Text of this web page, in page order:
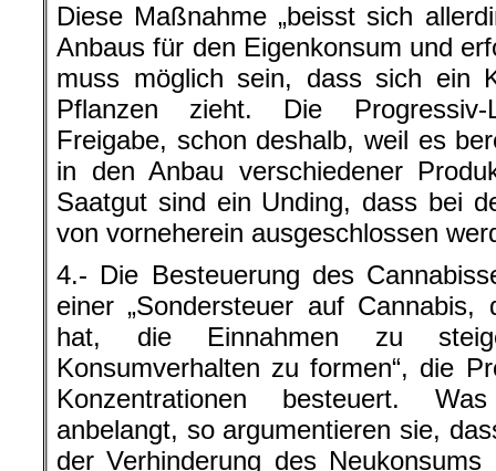
Diese Maßnahme „beisst sich
Anbaus für den Eigenkonsum und
muss möglich sein, dass sich ein
Pflanzen zieht. Die
Freigabe, schon deshalb, weil es
in den Anbau verschiedener
Saatgut sind ein Unding, dass bei
von vorneherein ausgeschlossen
4.- Die Besteuerung des
einer „Sondersteuer auf
hat, die Einnahmen zu
Konsumverhalten zu formen“, die
Konzentrationen besteuert.
anbelangt, so argumentieren sie,
der Verhinderung des